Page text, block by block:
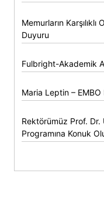
Memurların
Duyuru
Fulbright-Akademik
Maria Leptin –
Rektörümüz Prof. Dr.
Programına Konuk